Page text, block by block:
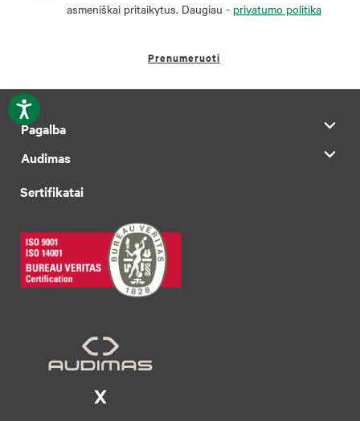
asmeniškai pritaikytus. Daugiau - privatumo politika
Prenumeruoti
Pagalba
Audimas
Sertifikatai